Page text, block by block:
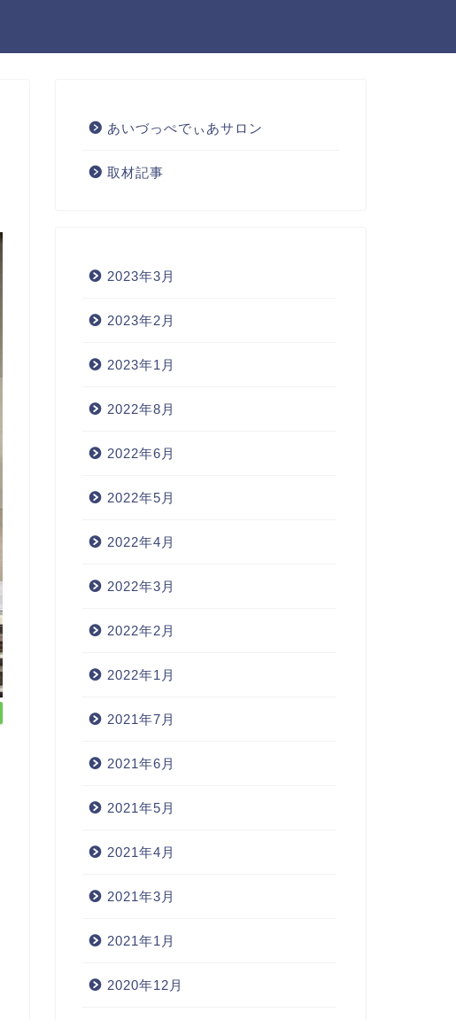
あいづっぺでぃあサロン
取材記事
2023年3月
2023年2月
2023年1月
2022年8月
2022年6月
2022年5月
2022年4月
2022年3月
2022年2月
2022年1月
2021年7月
2021年6月
2021年5月
2021年4月
2021年3月
2021年1月
2020年12月